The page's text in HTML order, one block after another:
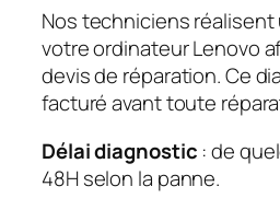
Nos techniciens
votre ordinateur Lenovo
devis de réparation. Ce
facturé avant toute
Délai diagnostic : de
48H selon la panne.